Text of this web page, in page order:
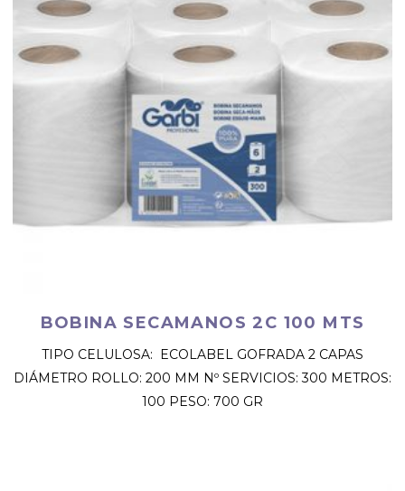
BOBINA SECAMANOS 2C 100 MTS
TIPO CELULOSA: ECOLABEL GOFRADA 2 CAPAS
DIÁMETRO ROLLO: 200 MM Nº SERVICIOS: 300 METROS:
100 PESO: 700 GR